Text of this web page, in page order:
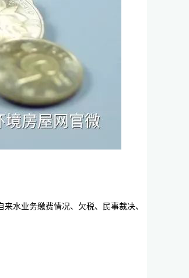
水业务缴费情况、欠税、民事裁决、